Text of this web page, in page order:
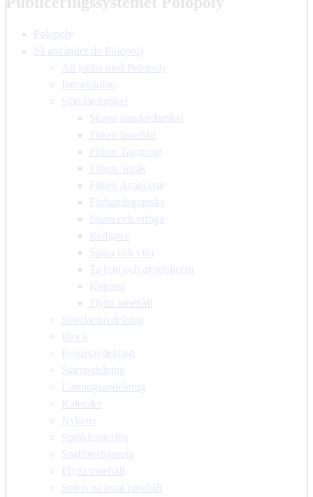
Polopoly
Så använder du Polopoly
Att jobba med Polopoly
Introduktion
Standardartikel
Skapa standardartikel
Fliken Innehåll
Fliken Taggning
Fliken Språk
Fliken Avancerat
Förhandsgranska
Spara och infoga
Redigera
Spara och visa
Ta bort och avpublicera
Kopiera
Flytta innehåll
Standardavdelning
Block
Resursavdelning
Startavdelning
Listningsavdelning
Kalender
Nyheter
Språkhantering
Snabbredigering
Flytta innehåll
Status på listat innehåll